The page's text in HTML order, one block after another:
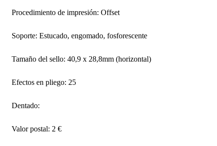
Procedimiento de impresión: Offset
Soporte: Estucado, engomado, fosforescente
Tamaño del sello: 40,9 x 28,8mm (horizontal)
Efectos en pliego: 25
Dentado:
Valor postal: 2 €